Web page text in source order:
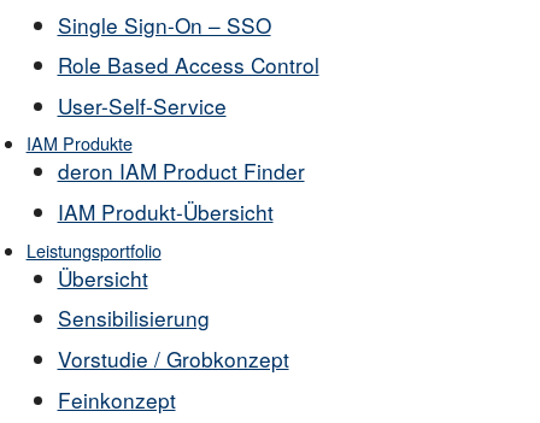
Single Sign-On – SSO
Role Based Access Control
User-Self-Service
IAM Produkte
deron IAM Product Finder
IAM Produkt-Übersicht
Leistungsportfolio
Übersicht
Sensibilisierung
Vorstudie / Grobkonzept
Feinkonzept